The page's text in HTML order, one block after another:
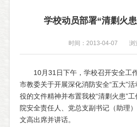
学校动员部署“清剿火
时间：2013-04-07 浏
10月31日下午，学校召开安全工
市教委关于开展深化消防安全“五大”活
役的文件精神并布置我校“清剿火患”
院安全责任人、党总支副书记（助理
文高出席并讲话。